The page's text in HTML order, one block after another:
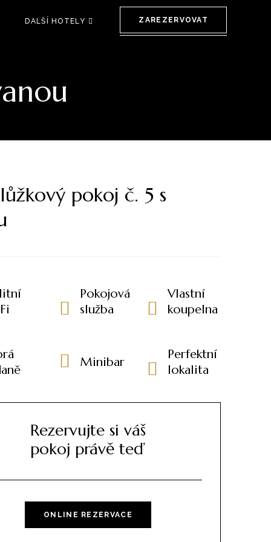
DALŠÍ HOTELY ZAREZERVOVAT
pokoj č. 5 s
Pokojová
služba
Vlastní
koupelna
Minibar
Perfektní
lokalita
Rezervujte si váš
pokoj právě teď
ONLINE REZERVACE